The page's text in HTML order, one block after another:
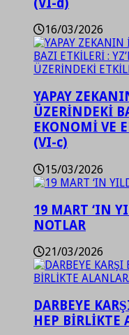
(VI-d)
16/03/2026
YAPAY
ÜZERİNDEKİ
EKONOMİ VE
(VI-c)
15/03/2026
19 MART ‘IN
NOTLAR
21/03/2026
DARBEYE
HEP BİRLİKTE